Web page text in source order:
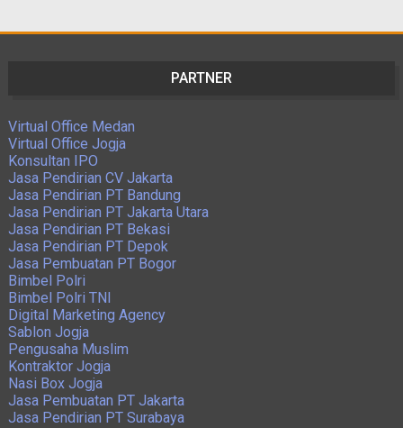
PARTNER
Virtual Office Medan
Virtual Office Jogja
Konsultan IPO
Jasa Pendirian CV Jakarta
Jasa Pendirian PT Bandung
Jasa Pendirian PT Jakarta Utara
Jasa Pendirian PT Bekasi
Jasa Pendirian PT Depok
Jasa Pembuatan PT Bogor
Bimbel Polri
Bimbel Polri TNI
Digital Marketing Agency
Sablon Jogja
Pengusaha Muslim
Kontraktor Jogja
Nasi Box Jogja
Jasa Pembuatan PT Jakarta
Jasa Pendirian PT Surabaya